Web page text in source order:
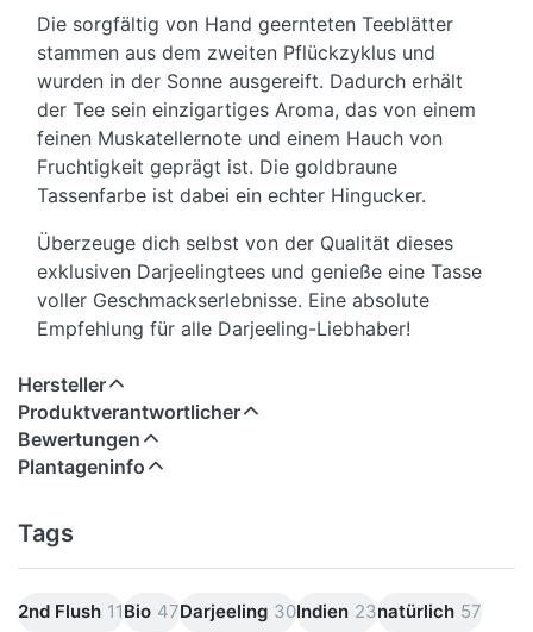
Die sorgfältig von Hand geernteten Teeblätter
stammen aus dem zweiten Pflückzyklus und
wurden in der Sonne ausgereift. Dadurch erhält
der Tee sein einzigartiges Aroma, das von einem
feinen Muskatellernote und einem Hauch von
Fruchtigkeit geprägt ist. Die goldbraune
Tassenfarbe ist dabei ein echter Hingucker.
Überzeuge dich selbst von der Qualität dieses
exklusiven Darjeelingtees und genieße eine Tasse
voller Geschmackserlebnisse. Eine absolute
Empfehlung für alle Darjeeling-Liebhaber!
Hersteller
Produktverantwortlicher
Bewertungen
Plantageninfo
Tags
2nd Flush 11Bio 47Darjeeling 30Indien 23natürlich 57